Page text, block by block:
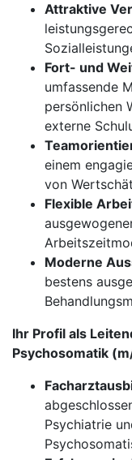
Attraktive
Fort- und
umfassende
persönlichen
externe
einem
von
Flexible
Moderne
bestens
Ihr Profil als
Psychosomatik
Psychiatrie